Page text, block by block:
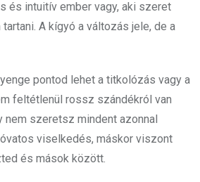
és intuitív ember vagy, aki szeret
A kígyó a változás jele, de a
pontod lehet a titkolózás vagy a
feltétlenül rossz szándékról van
nem szeretsz mindent azonnal
viselkedés, máskor viszont
és mások között.